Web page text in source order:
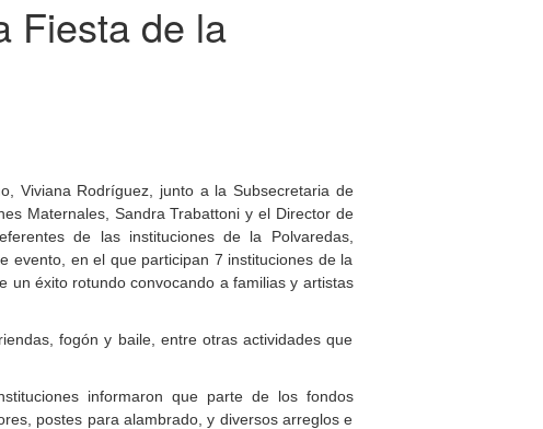
Fiesta de la
Viviana Rodríguez, junto a la Subsecretaria de
Maternales, Sandra Trabattoni y el Director de
de las instituciones de la Polvaredas,
evento, en el que participan 7 instituciones de la
un éxito rotundo convocando a familias y artistas
fogón y baile, entre otras actividades que
informaron que parte de los fondos
postes para alambrado, y diversos arreglos e